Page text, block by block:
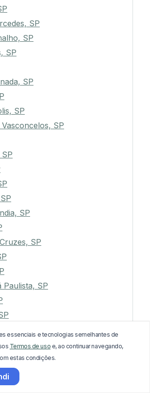
SP
SP
SP
SP
SP
SP
SP
SP
Paulista, SP
SP
SP
essenciais e tecnologias semelhantes de
Termos de uso e, ao continuar navegando,
estas condições.